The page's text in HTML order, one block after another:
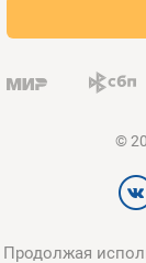
©
Продолжая